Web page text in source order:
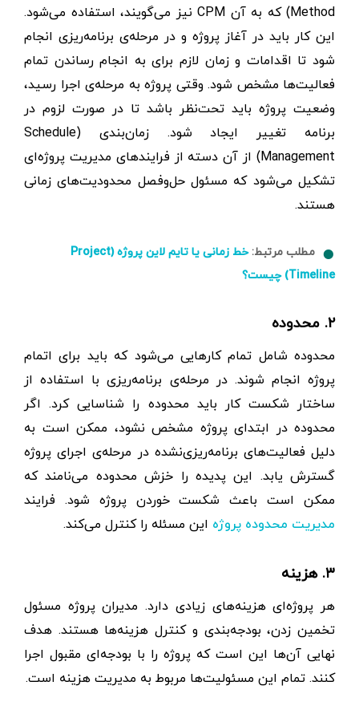
Method) که به آن CPM نیز می‌گویند، استفاده می‌شود.
این کار باید در آغاز پروژه و در مرحله‌ی برنامه‌ریزی انجام
شود تا اقدامات و زمان لازم برای به انجام رساندن تمام
فعالیت‌ها مشخص شود. وقتی پروژه به مرحله‌ی اجرا رسید،
وضعیت پروژه باید تحت‌نظر باشد تا در صورت لزوم در
برنامه تغییر ایجاد شود. زمان‌بندی (Schedule
Management) از آن دسته از فرایندهای مدیریت پروژه‌ای
تشکیل می‌شود که مسئول حل‌وفصل محدودیت‌های زمانی
هستند.
مطلب مرتبط:
خط زمانی یا تایم لاین پروژه (Project
Timeline) چیست؟
۲. محدوده
محدوده شامل تمام‌ کارهایی می‌شود که باید برای اتمام
پروژه انجام شوند. در مرحله‌ی برنامه‌ریزی با استفاده از
ساختار شکست کار باید محدوده را شناسایی کرد. اگر
محدوده در ابتدای پروژه مشخص نشود، ممکن است به
دلیل فعالیت‌های برنامه‌ریزی‌نشده در مرحله‌ی اجرای پروژه
گسترش یابد. این پدیده را خزش محدوده می‌نامند که
ممکن است باعث شکست خوردن پروژه شود. فرایند
مدیریت محدوده پروژه این مسئله را کنترل می‌کند.
۳. هزینه
هر پروژه‌ای هزینه‌های زیادی دارد. مدیران پروژه مسئول
تخمین زدن، بودجه‌بندی و کنترل هزینه‌ها هستند. هدف
نهایی آن‌ها این است که پروژه را با بودجه‌ای مقبول اجرا
کنند. تمام این مسئولیت‌ها مربوط به مدیریت هزینه است.